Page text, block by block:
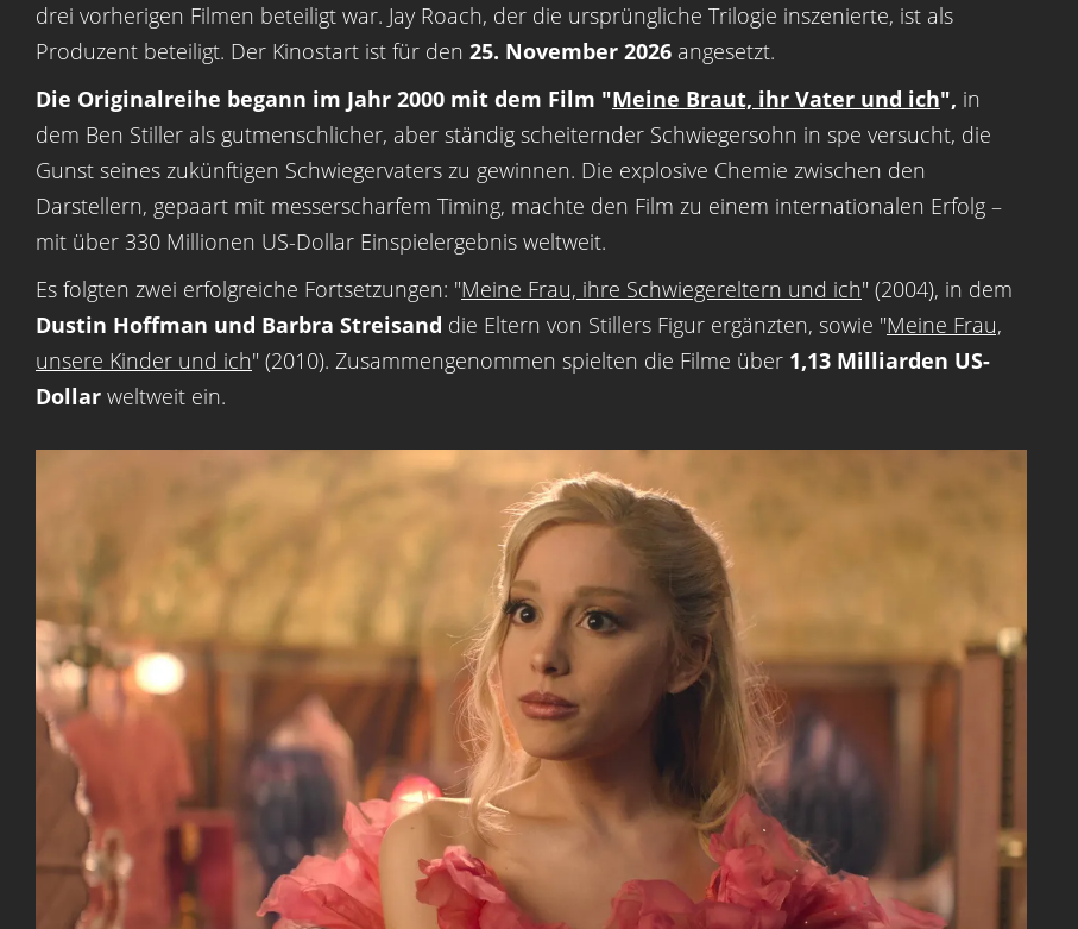
drei vorherigen Filmen beteiligt war. Jay Roach, der die ursprüngliche Trilogie inszenierte, ist als
Produzent beteiligt. Der Kinostart ist für den 25. November 2026 angesetzt.
Die Originalreihe begann im Jahr 2000 mit dem Film "Meine Braut, ihr Vater und ich", in
dem Ben Stiller als gutmenschlicher, aber ständig scheiternder Schwiegersohn in spe versucht, die
Gunst seines zukünftigen Schwiegervaters zu gewinnen. Die explosive Chemie zwischen den
Darstellern, gepaart mit messerscharfem Timing, machte den Film zu einem internationalen Erfolg –
mit über 330 Millionen US-Dollar Einspielergebnis weltweit.
Es folgten zwei erfolgreiche Fortsetzungen: "Meine Frau, ihre Schwiegereltern und ich" (2004), in dem
Dustin Hoffman und Barbra Streisand die Eltern von Stillers Figur ergänzten, sowie "Meine Frau,
unsere Kinder und ich" (2010). Zusammengenommen spielten die Filme über 1,13 Milliarden US-
Dollar weltweit ein.